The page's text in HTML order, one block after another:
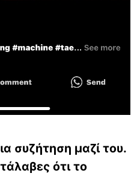
συζήτηση μαζί του.
ότι το